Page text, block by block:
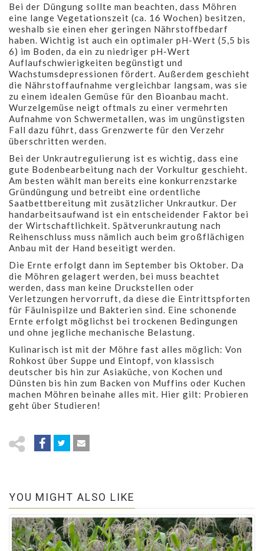
Bei der Düngung sollte man beachten, dass Möhren
eine lange Vegetationszeit (ca. 16 Wochen) besitzen,
weshalb sie einen eher geringen Nährstoffbedarf
haben. Wichtig ist auch ein optimaler pH-Wert (5,5 bis
6) im Boden, da ein zu niedriger pH-Wert
Auflaufschwierigkeiten begünstigt und
Wachstumsdepressionen fördert. Außerdem geschieht
die Nährstoffaufnahme vergleichbar langsam, was sie
zu einem idealen Gemüse für den Bioanbau macht.
Wurzelgemüse neigt oftmals zu einer vermehrten
Aufnahme von Schwermetallen, was im ungünstigsten
Fall dazu führt, dass Grenzwerte für den Verzehr
überschritten werden.
Bei der Unkrautregulierung ist es wichtig, dass eine
gute Bodenbearbeitung nach der Vorkultur geschieht.
Am besten wählt man bereits eine konkurrenzstarke
Gründüngung und betreibt eine ordentliche
Saatbettbereitung mit zusätzlicher Unkrautkur. Der
handarbeitsaufwand ist ein entscheidender Faktor bei
der Wirtschaftlichkeit. Spätverunkrautung nach
Reihenschluss muss nämlich auch beim großflächigen
Anbau mit der Hand beseitigt werden.
Die Ernte erfolgt dann im September bis Oktober. Da
die Möhren gelagert werden, bei muss beachtet
werden, dass man keine Druckstellen oder
Verletzungen hervorruft, da diese die Eintrittspforten
für Fäulnispilze und Bakterien sind. Eine schonende
Ernte erfolgt möglichst bei trockenen Bedingungen
und ohne jegliche mechanische Belastung.
Kulinarisch ist mit der Möhre fast alles möglich: Von
Rohkost über Suppe und Eintopf, von klassisch
deutscher bis hin zur Asiaküche, von Kochen und
Dünsten bis hin zum Backen von Muffins oder Kuchen
machen Möhren beinahe alles mit. Hier gilt: Probieren
geht über Studieren!
YOU MIGHT ALSO LIKE